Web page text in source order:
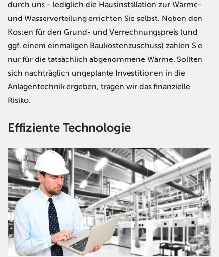
durch uns - lediglich die Hausinstallation zur Wärme-
und Wasserverteilung errichten Sie selbst. Neben den
Kosten für den Grund- und Verrechnungspreis (und
ggf. einem einmaligen Baukostenzuschuss) zahlen Sie
nur für die tatsächlich abgenommene Wärme. Sollten
sich nachträglich ungeplante Investitionen in die
Anlagentechnik ergeben, tragen wir das finanzielle
Risiko.
Effiziente Technologie